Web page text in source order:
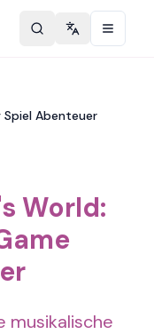
Change
Spiel Abenteuer
World:
musikalische